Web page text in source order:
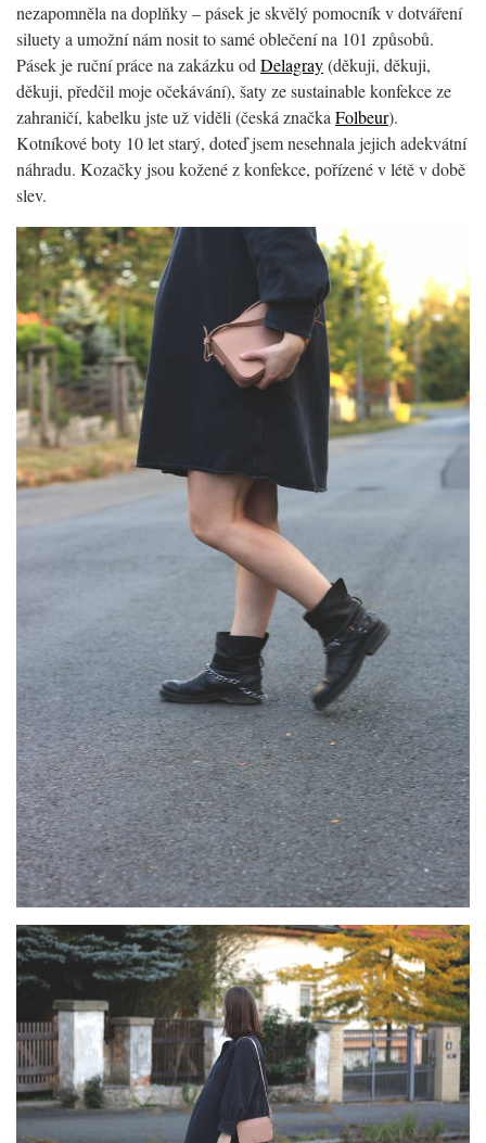
nezapomněla na doplňky – pásek je skvělý pomocník v dotváření
siluety a umožní nám nosit to samé oblečení na 101 způsobů.
Pásek je ruční práce na zakázku od Delagray(děkuji, děkuji,
děkuji, předčil moje očekávání), šaty ze sustainable konfekce ze
zahraničí, kabelku jste už viděli (česká značka Folbeur).
Kotníkové boty 10 let starý, doteď jsem nesehnala jejich adekvátní
náhradu. Kozačky jsou kožené z konfekce, pořízené v létě v době
slev.